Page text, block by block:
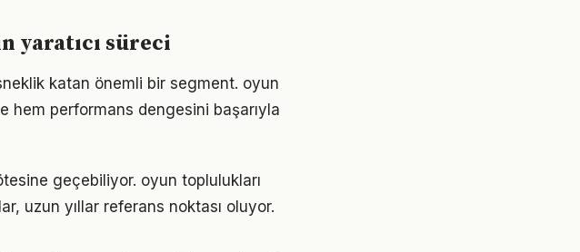
süreci
katan önemli bir segment. oyun
hem performans dengesini başarıyla
geçebiliyor. oyun toplulukları
uzun yıllar referans noktası oluyor.